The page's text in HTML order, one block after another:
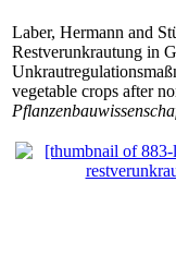
Laber, Hermann and
Restverunkrautung in
vegetable crops after